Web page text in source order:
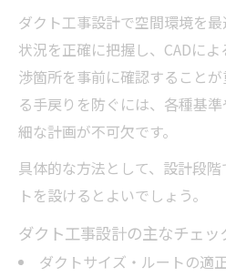
ダクト工事設計で空間環境を
状況を正確に把握し、CADに
渉箇所を事前に確認すること
る手戻りを防ぐには、各種基
細な計画が不可欠です。
具体的な方法として、設計段
トを設けるとよいでしょう。
ダクト工事設計の主なチェッ
ダクトサイズ・ルートの適